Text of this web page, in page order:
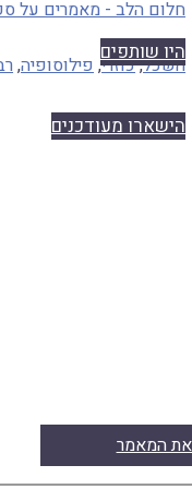
היו שותפים
הישארו מעודכנים
חלום הלב - מאמרים על
השכל,כוזרי,פילוסופיה,
המאמר